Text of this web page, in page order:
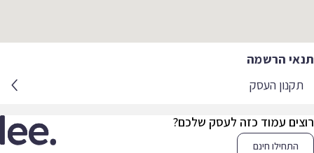
הרשמה
תקנון העסק
עמוד כזה לעסק שלכם?
התחילו חינם